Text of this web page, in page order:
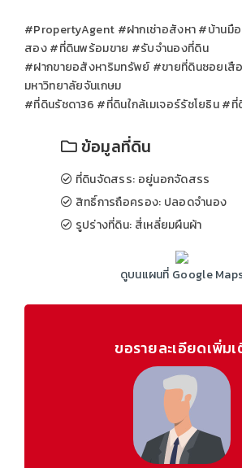
#PropertyAgent #ฝากเช่าอสังหา #บ้านมื
สอง #ที่ดินพร้อมขาย #รับจำนองที่ดิน
#ฝากขายอสังหาริมทรัพย์ #ขายที่ดินซอยเสื
มหาวิทยาลัยจันเกษม
#ที่ดินรัชดา36 #ที่ดินใกล้เมเจอร์รัชโยธิน #ที่
ข้อมูลที่ดิน
ที่ดินจัดสรร: อยู่นอกจัดสรร
สิทธิ์การถือครอง: ปลอดจำนอง
รูปร่างที่ดิน: สี่เหลี่ยมผืนผ้า
ดูบนแผนที่ Google
ขอรายละเอียดเพิ่ม